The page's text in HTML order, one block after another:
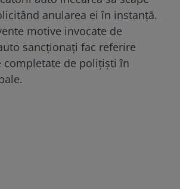
anularea ei în instanță.
motive invocate de
sancționați fac referire
de polițiști în